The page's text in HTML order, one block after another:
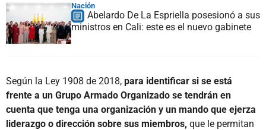
Nación
Abelardo De La Espriella posesionó a sus
ministros en Cali: este es el nuevo gabinete
Según la Ley 1908 de 2018, para identificar si se está
frente a un Grupo Armado Organizado se tendrán en
cuenta que tenga una organización y un mando que ejerza
liderazgo o dirección sobre sus miembros, que le permitan